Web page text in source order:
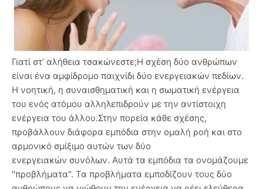
Γιατί στ’ αλήθεια τσακώνεστε;Η σχέση δύο ανθρώπων
είναι ένα αμφίδρομο παιχνίδι δύο ε­νεργειακών πεδίων.
Η νοητική, η συναισθηματική και η σωματική ε­νέργεια
του ενός ατόμου αλληλεπιδρούν με την αντίστοιχη
ενέργεια του άλλου.Στην πορεία κάθε σχέσης,
προβάλλουν διάφορα εμπόδια στην ομαλή ροή και στο
αρμονικό σμίξιμο αυτών των δύο
ενεργειακών συνόλων. Αυτά τα εμπόδια τα ονομάζουμε
"προβλήματα". Τα προ­βλήματα εμποδίζουν τους δύο